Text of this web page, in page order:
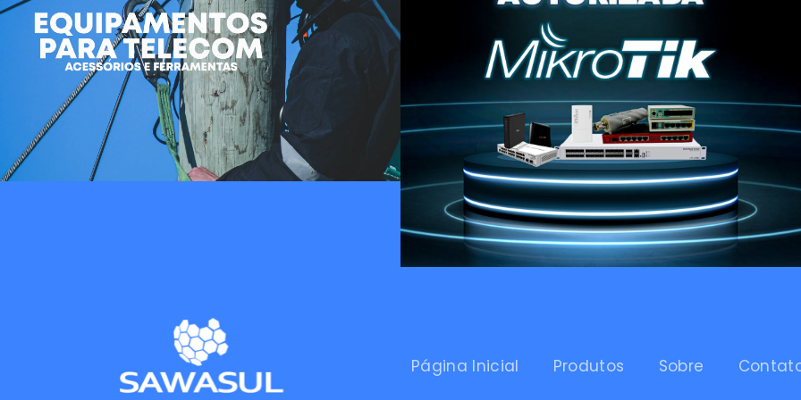
Página Inicial Produtos Sobre